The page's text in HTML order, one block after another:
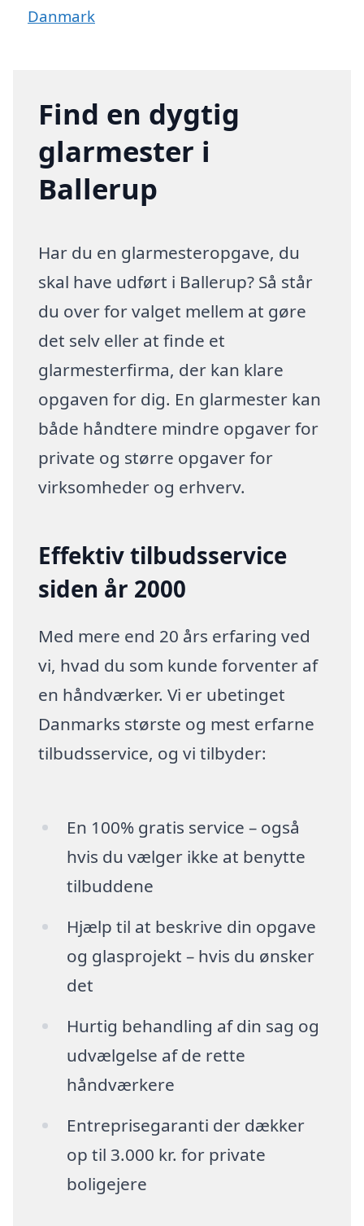
Danmark
Find en dygtig
glarmester i
Ballerup
Har du en glarmesteropgave, du
skal have udført i Ballerup? Så står
du over for valget mellem at gøre
det selv eller at finde et
glarmesterfirma, der kan klare
opgaven for dig. En glarmester kan
både håndtere mindre opgaver for
private og større opgaver for
virksomheder og erhverv.
Effektiv tilbudsservice
siden år 2000
Med mere end 20 års erfaring ved
vi, hvad du som kunde forventer af
en håndværker. Vi er ubetinget
Danmarks største og mest erfarne
tilbudsservice, og vi tilbyder:
En 100% gratis service – også
hvis du vælger ikke at benytte
tilbuddene
Hjælp til at beskrive din opgave
og glasprojekt – hvis du ønsker
det
Hurtig behandling af din sag og
udvælgelse af de rette
håndværkere
Entreprisegaranti der dækker
op til 3.000 kr. for private
boligejere